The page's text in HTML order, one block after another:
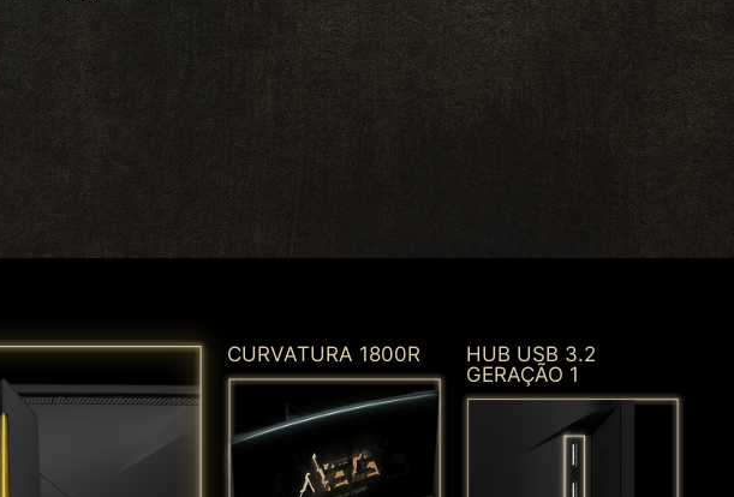
CURVATURA 1800R
HUB USB 3.2
GERAÇÃO 1